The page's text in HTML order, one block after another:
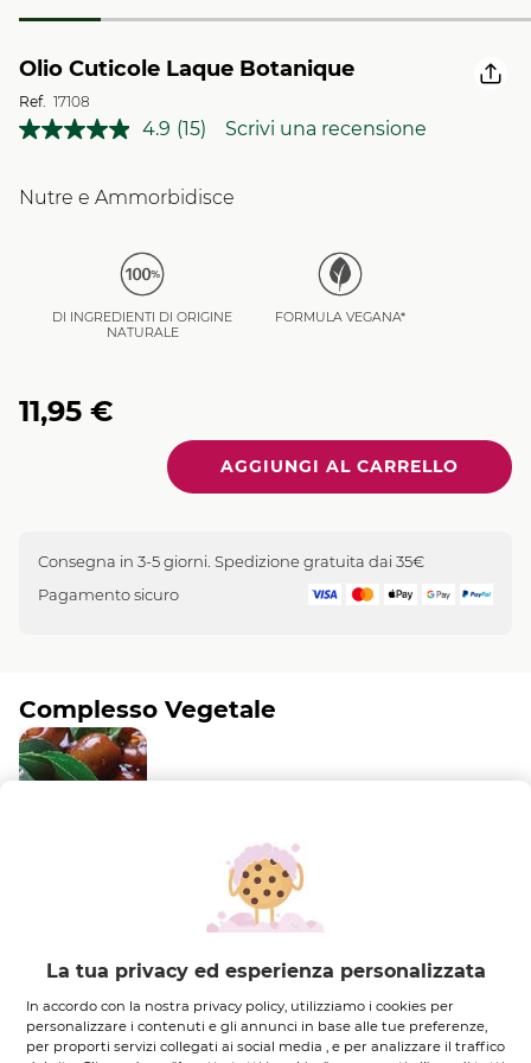
Olio Cuticole Laque Botanique
Ref. 17108
4.9 Leggi
Stesso
(15) Scrivi una recensione
Nutre e Ammorbidisce
DI INGREDIENTI DI ORIGINE
NATURALE
FORMULA VEGANA*
11,95 €
Consegna in 3-5 giorni. Spedizione gratuita dai 35€
Pagamento sicuro
Complesso Vegetale
Olio per Cuticole Laque Botaniqueè un vero e
proprio elisir di benessere per unghie visibilmente
più belle.
Fin dalla prima applicazione, la sua texture fine e
La tua privacy ed esperienza personalizzata
In accordo con la nostra privacy policy, utilizziamo i cookies per
personalizzare i contenuti e gli annunci in base alle tue preferenze,
per proporti servizi collegati ai social media , e per analizzare il traffico